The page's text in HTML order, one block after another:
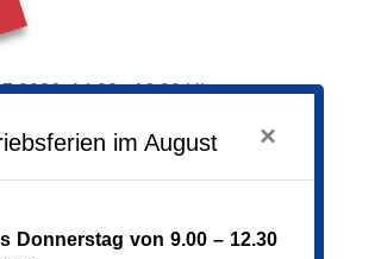
14.00 - 16.00 Uhr
im August ×
Donnerstag von 9.00 – 12.30